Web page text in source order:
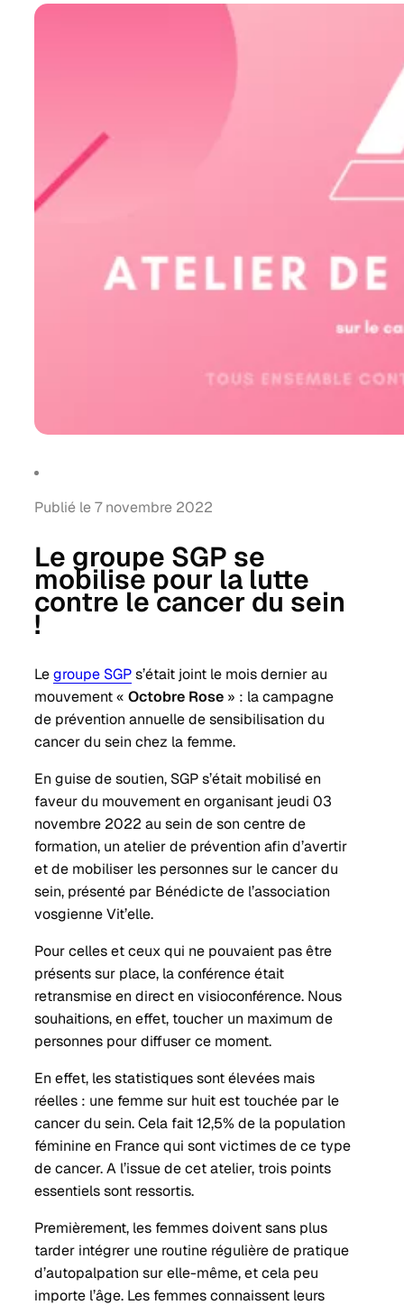
Publié le 7 novembre 2022
Le groupe SGP se
mobilise pour la lutte
contre le cancer du sein
!
Legroupe SGPs’était joint le mois dernier au
mouvement « Octobre Rose » : la campagne
de prévention annuelle de sensibilisation du
cancer du sein chez la femme.
En guise de soutien, SGP s’était mobilisé en
faveur du mouvement en organisant jeudi 03
novembre 2022 au sein de son centre de
formation, un atelier de prévention afin d’avertir
et de mobiliser les personnes sur le cancer du
sein, présenté par Bénédicte de l’association
vosgienne Vit’elle.
Pour celles et ceux qui ne pouvaient pas être
présents sur place, la conférence était
retransmise en direct en visioconférence. Nous
souhaitions, en effet, toucher un maximum de
personnes pour diffuser ce moment.
En effet, les statistiques sont élevées mais
réelles : une femme sur huit est touchée par le
cancer du sein. Cela fait 12,5% de la population
féminine en France qui sont victimes de ce type
de cancer. A l’issue de cet atelier, trois points
essentiels sont ressortis.
Premièrement, les femmes doivent sans plus
tarder intégrer une routine régulière de pratique
d’autopalpation sur elle-même, et cela peu
importe l’âge. Les femmes connaissent leurs